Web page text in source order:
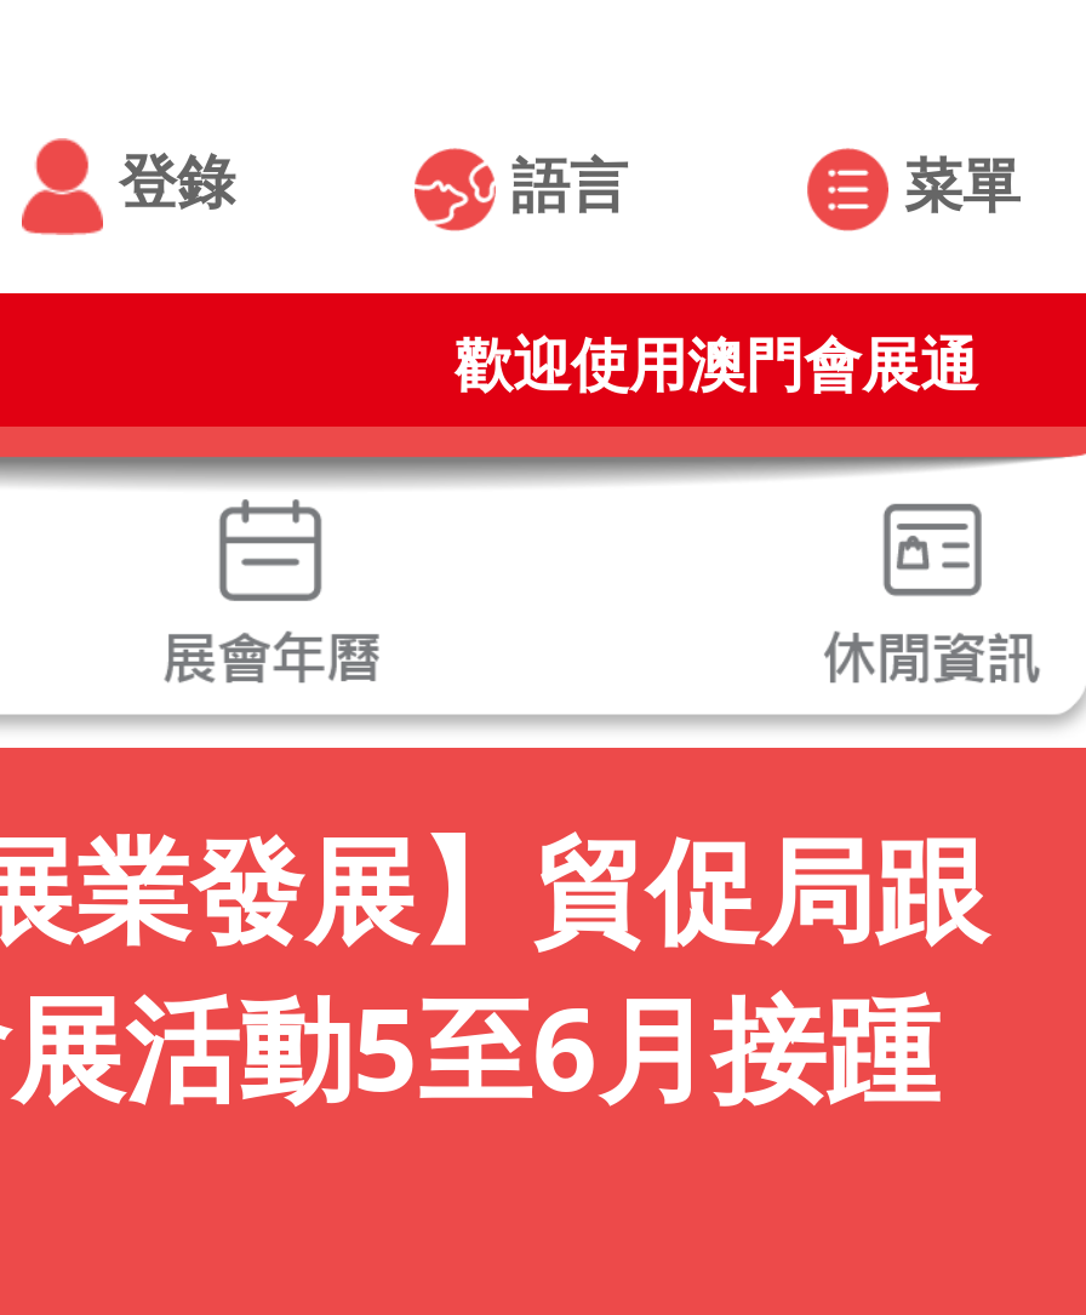
登錄 語言 菜單
歡迎使用澳門會展通
業發展】貿促局跟
活動5至6月接踵